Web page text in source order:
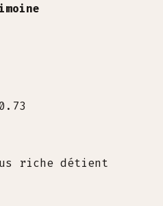
riche détient